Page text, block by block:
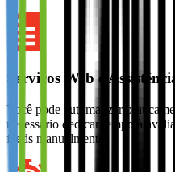
Serviços Web e
Você pode automatizar
necessário dedicar tempo à
feeds manualmente.